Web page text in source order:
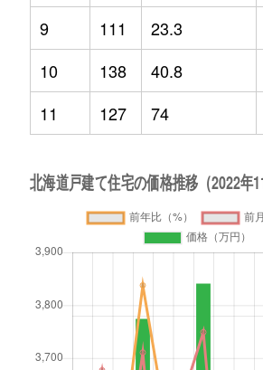
9
111 23.3
10
138 40.8
11
127 74